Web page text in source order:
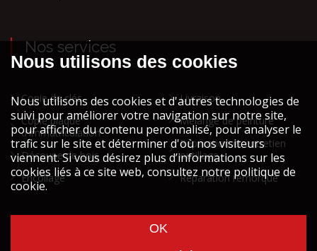
Nos services
Copie de clés
Copie plaque
d'immatriculation
Découpe de bois
Encollage
Livraison
Mélange de peinture
Réparation et entretien
outillage
Réparation remorque
Mentions légales STOCK ATH